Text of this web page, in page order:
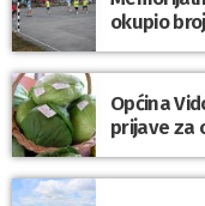
okupio
Općina
prijave za